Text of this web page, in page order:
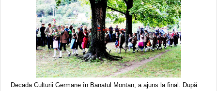
Decada Culturii Germane în Banatul Montan, a ajuns la final. După